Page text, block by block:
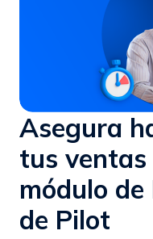
Asegura
tus ventas
módulo
de Pilot